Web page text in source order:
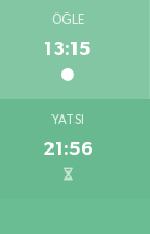
ÖĞLE
13:15
YATSI
21:56